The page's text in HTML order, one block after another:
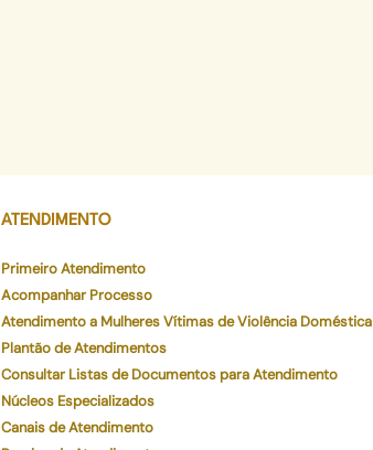
ATENDIMENTO
Primeiro Atendimento
Acompanhar Processo
Atendimento a Mulheres Vítimas de Violência Doméstica
Plantão de Atendimentos
Consultar Listas de Documentos para Atendimento
Núcleos Especializados
Canais de Atendimento